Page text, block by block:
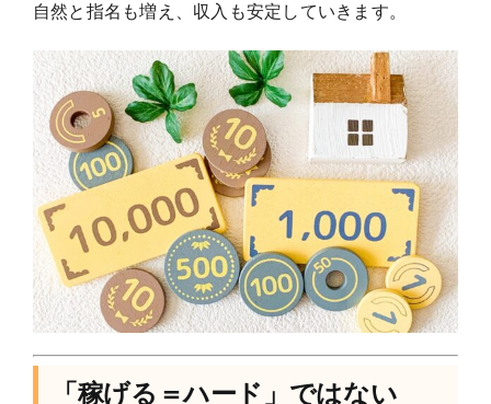
自然と指名も増え、収入も安定していきます。
「稼げる＝ハード」ではない